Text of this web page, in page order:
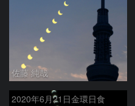
佐藤 純哉
2020年6月21日金環日食